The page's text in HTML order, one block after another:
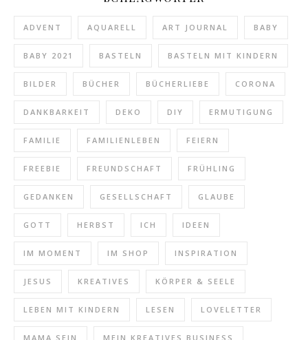
ADVENT AQUARELL ART JOURNAL BABY
BABY 2021 BASTELN BASTELN MIT KINDERN
BILDER BÜCHER BÜCHERLIEBE CORONA
DANKBARKEIT DEKO DIY ERMUTIGUNG
FAMILIE FAMILIENLEBEN FEIERN
FREEBIE FREUNDSCHAFT FRÜHLING
GEDANKEN GESELLSCHAFT GLAUBE
GOTT HERBST ICH IDEEN
IM MOMENT IM SHOP INSPIRATION
JESUS KREATIVES KÖRPER & SEELE
LEBEN MIT KINDERN LESEN LOVELETTER
MAMA SEIN MEIN KREATIVES BUSINESS